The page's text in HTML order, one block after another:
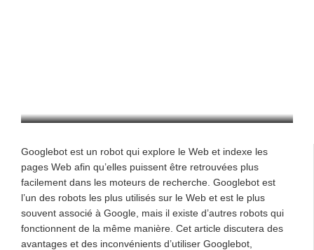
Googlebot est un robot qui explore le Web et indexe les
pages Web afin qu’elles puissent être retrouvées plus
facilement dans les moteurs de recherche. Googlebot est
l’un des robots les plus utilisés sur le Web et est le plus
souvent associé à Google, mais il existe d’autres robots qui
fonctionnent de la même manière. Cet article discutera des
avantages et des inconvénients d’utiliser Googlebot,